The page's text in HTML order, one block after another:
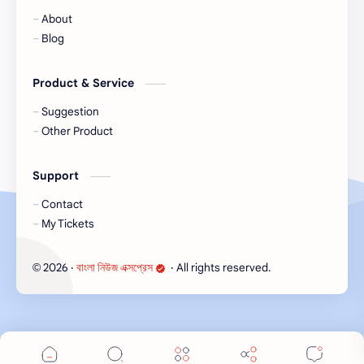
About
Blog
Product & Service
Suggestion
Other Product
Support
Contact
My Tickets
© 2026 ‧ বাংলা নিউজ এক্সপ্রেস ‧ All rights reserved.
We serve cookies on this site to analyze traffic,
remember your preferences, and optimize your
Accept More Details